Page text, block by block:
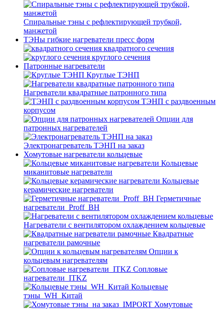
Спиральные тэны с рефлектирующей трубкой,
манжетой
ТЭНы гибкие нагреватели пресс форм
квадратного сечения
круглого сечения
Патронные нагреватели
Круглые ТЭНП
Нагреватели квадратные патронного типа
ТЭНП с раздвоенным
корпусом
Опции для
патронных нагревателей
Электронагреватель ТЭНП на заказ
Хомутовые нагреватели кольцевые
Кольцевые
миканитовые нагреватели
Кольцевые
керамические нагреватели
Герметичные
нагреватели_Proff_BH
Нагреватели с вентилятором охлаждением кольцевые
Квадратные
нагреватели рамочные
Опции к
кольцевым нагревателям
Cопловые
нагреватели_ITKZ
Кольцевые
тэны_WH_Китай
Хомутовые